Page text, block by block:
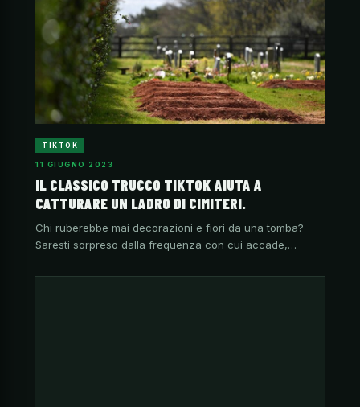
TIKTOK
11 GIUGNO 2023
IL CLASSICO TRUCCO TIKTOK AIUTA A
CATTURARE UN LADRO DI CIMITERI.
Chi ruberebbe mai decorazioni e fiori da una tomba?
Saresti sorpreso dalla frequenza con cui accade,…